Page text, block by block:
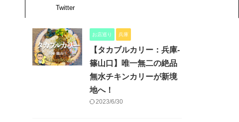
Twitter
お店巡り 兵庫
【タカブルカリー：兵庫-
篠山口】唯一無二の絶品
無水チキンカリーが新境
地へ！
2023/6/30